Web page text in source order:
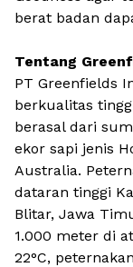
berat badan
Tentang
PT Greenfields
berkualitas
berasal dari
ekor sapi jenis
Australia.
dataran tinggi
Blitar, Jawa
1.000 meter di
22°C,